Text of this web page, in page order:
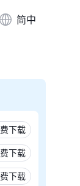
简中
下载
下载
下载